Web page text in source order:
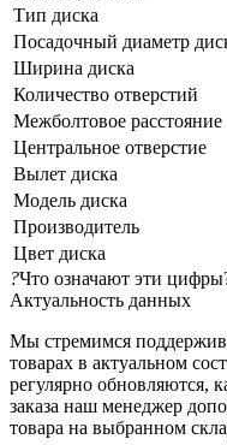
Тип диска
Посадочный диаметр
Ширина диска
Количество отверстий
Межболтовое расстояние
Центральное отверстие
Вылет диска
Модель диска
Производитель
Цвет диска
?Что означают эти
Актуальность данных
Мы стремимся
товарах в актуальном
регулярно обновляются,
заказа наш менеджер
товара на выбранном